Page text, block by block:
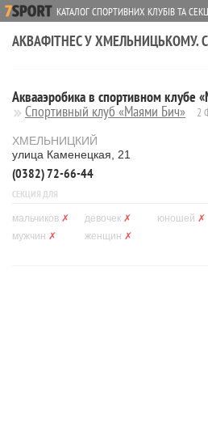
КАТАЛОГ СПОРТИВНИХ КЛУБІВ ТА
АКВАФІТНЕС У ХМЕЛЬНИЦЬКОМУ.
Аквааэробика в спортивном клубе
Спортивный клуб «Маями Бич» 2
ХМЕЛЬНИЦКИЙ
улица Каменецкая, 21
(0382) 72-66-44
СЕКЦИЯ ДЛЯ
мальчиков ✗ девочек ✗ юношей ✗
мужчин ✗ женщин ✗